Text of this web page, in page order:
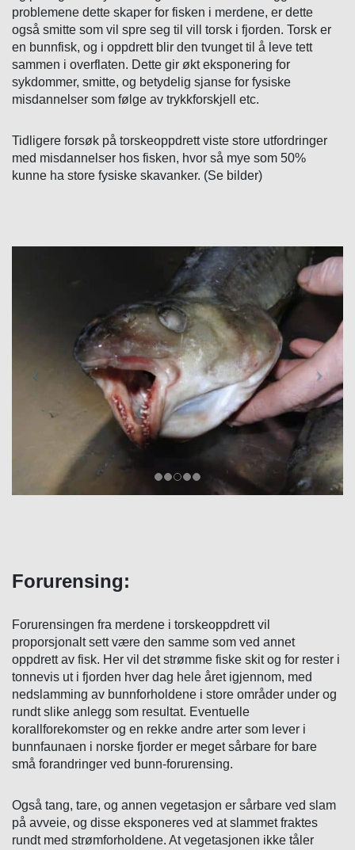
problemene dette skaper for fisken i merdene, er dette
også smitte som vil spre seg til vill torsk i fjorden. Torsk er
en bunnfisk, og i oppdrett blir den tvunget til å leve tett
sammen i overflaten. Dette gir økt eksponering for
sykdommer, smitte, og betydelig sjanse for fysiske
misdannelser som følge av trykkforskjell etc.
Tidligere forsøk på torskeoppdrett viste store utfordringer
med misdannelser hos fisken, hvor så mye som 50%
kunne ha store fysiske skavanker. (Se bilder)
Forurensing:
Forurensingen fra merdene i torskeoppdrett vil
proporsjonalt sett være den samme som ved annet
oppdrett av fisk. Her vil det strømme fiske skit og for rester i
tonnevis ut i fjorden hver dag hele året igjennom, med
nedslamming av bunnforholdene i store områder under og
rundt slike anlegg som resultat. Eventuelle
korallforekomster og en rekke andre arter som lever i
bunnfaunaen i norske fjorder er meget sårbare for bare
små forandringer ved bunn-forurensing.
Også tang, tare, og annen vegetasjon er sårbare ved slam
på avveie, og disse eksponeres ved at slammet fraktes
rundt med strømforholdene. At vegetasjonen ikke tåler